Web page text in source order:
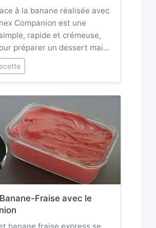
à la banane réalisée avec
Companion est une
rapide et crémeuse,
préparer un dessert mai…
Fraise avec le